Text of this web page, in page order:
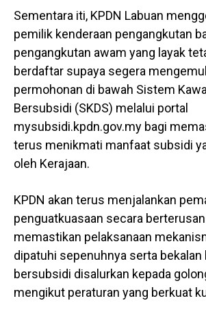
Sementara iti, KPDN Labuan
pemilik kenderaan pengangkutan
pengangkutan awam yang layak
berdaftar supaya segera
permohonan di bawah Sistem
Bersubsidi (SKDS) melalui portal
mysubsidi.kpdn.gov.my bagi
terus menikmati manfaat subsidi
oleh Kerajaan.
KPDN akan terus menjalankan
penguatkuasaan secara
memastikan pelaksanaan
dipatuhi sepenuhnya serta bekalan
bersubsidi disalurkan kepada
mengikut peraturan yang berkuat